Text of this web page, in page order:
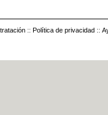
:: Política de privacidad ::